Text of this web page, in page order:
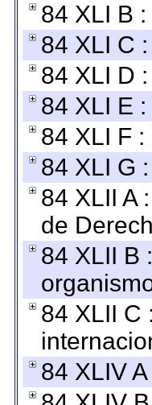
84 XLI B
84 XLI C
84 XLI D
84 XLI E
84 XLI F
84 XLI G
84 XLII A
de
84 XLII B
84 XLII C
84 XLIV